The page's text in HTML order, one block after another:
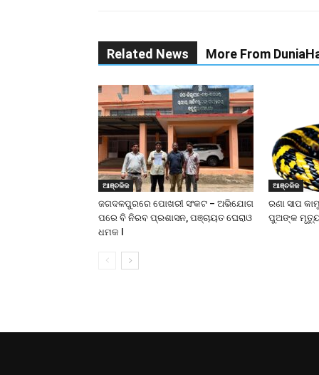
Related News More From
ଆଞ୍ଚଳିକ
ଜଗଦଳପୁରରେ ପୋଖରୀ ସଂକଟ – ଅଭିଯୋଗ
ପରେ ବି ନିରବ ପ୍ରଶାସନ, ପଞ୍ଚାୟତ ଘେରାଓ
ଧମକ l
ଆଞ୍ଚଳିକ
ରଣା ସାପ
ପୁଅଙ୍କ